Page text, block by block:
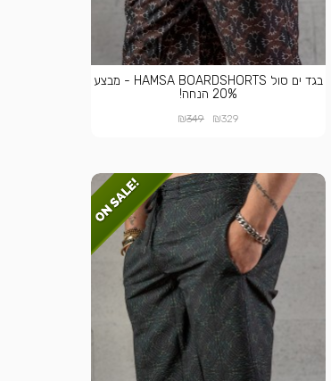
בגד ים סול HAMSA BOARDSHORTS - מבצע
20% הנחה!
₪329
₪349